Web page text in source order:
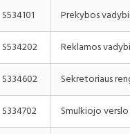
S534101 Prekybos
S534202 Reklamos
S334602 Sekretoriaus
S334702
Smulkiojo